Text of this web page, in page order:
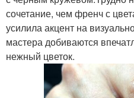
сочетание, чем френч с
усилила акцент на
мастера добиваются
нежный цветок.